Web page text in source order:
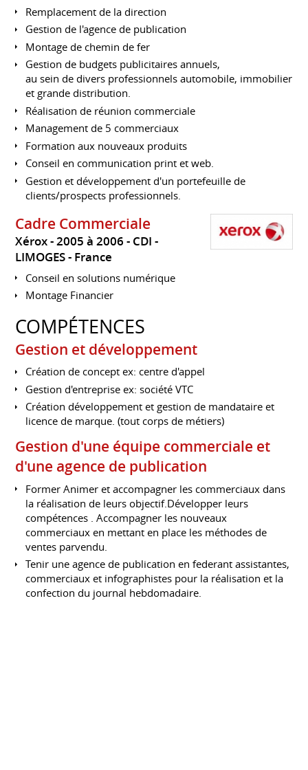
Remplacement de la direction
Gestion de l'agence de publication
Montage de chemin de fer
Gestion de budgets publicitaires annuels,
au sein de divers professionnels automobile, immobilier
et grande distribution.
Réalisation de réunion commerciale
Management de 5 commerciaux
Formation aux nouveaux produits
Conseil en communication print et web.
Gestion et développement d'un portefeuille de
clients/prospects professionnels.
Cadre Commerciale
Xérox 2005 à 2006 CDI
LIMOGES
France
Conseil en solutions numérique
Montage Financier
COMPÉTENCES
Gestion et développement
Création de concept ex: centre d'appel
Gestion d'entreprise ex: société VTC
Création développement et gestion de mandataire et
licence de marque. (tout corps de métiers)
Gestion d'une équipe commerciale et
d'une agence de publication
Former Animer et accompagner les commerciaux dans
la réalisation de leurs objectif.Développer leurs
compétences . Accompagner les nouveaux
commerciaux en mettant en place les méthodes de
ventes parvendu.
Tenir une agence de publication en federant assistantes,
commerciaux et infographistes pour la réalisation et la
confection du journal hebdomadaire.